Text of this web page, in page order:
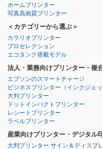
ホームプリンター
写真高画質プリンター
＜カテゴリーから選ぶ＞
カラリオプリンター
プロセレクション
エコタンク搭載モデル
法人・業務向けプリンター・複
エプソンのスマートチャージ
ビジネスプリンター （インクジェ
大判プリンター
ドットインパクトプリンター
レシートプリンター
ラベルプリンター
産業向けプリンター・デジタル
大判プリンター サイン＆ディスプ